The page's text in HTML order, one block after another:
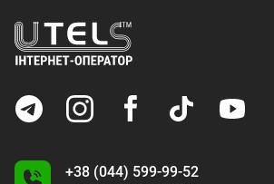
+38 (044) 599-99-52